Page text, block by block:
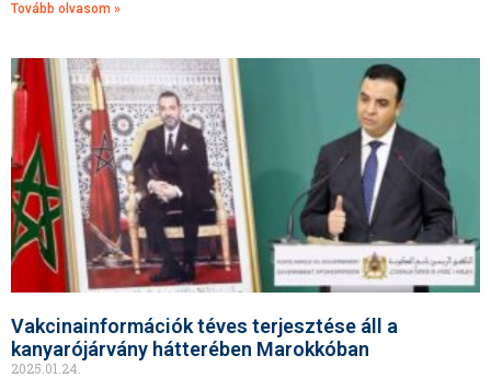
Tovább olvasom »
Vakcinainformációk téves terjesztése áll a
kanyarójárvány hátterében Marokkóban
2025.01.24.